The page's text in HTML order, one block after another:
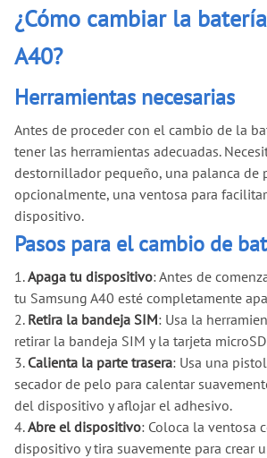
¿Cómo cambiar la
A40?
Herramientas necesarias
Antes de proceder con el cambio de la
tener las herramientas adecuadas.
destornillador pequeño, una palanca de
opcionalmente, una ventosa para
dispositivo.
Pasos para el cambio de
1.Apaga tu dispositivo: Antes de
tu Samsung A40 esté completamente
2. Retira la bandeja SIM: Usa la
retirar la bandeja SIM y la tarjeta
3. Calienta la parte trasera: Usa una
secador de pelo para calentar
del dispositivo y aflojar el adhesivo.
4.Abre el dispositivo: Coloca la ventosa
dispositivo y tira suavemente para crear